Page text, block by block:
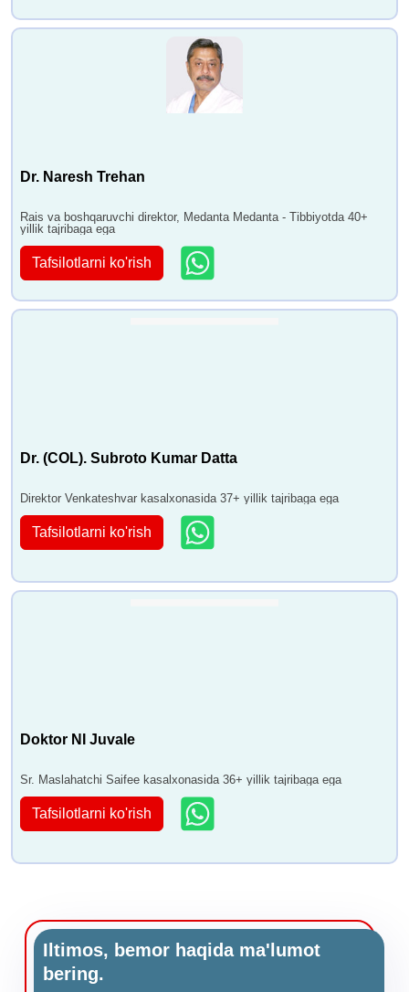
Dr. Naresh Trehan
Rais va boshqaruvchi direktor, Medanta Medanta - Tibbiyotda 40+
yillik tajribaga ega
Tafsilotlarni ko'rish
Dr. (COL). Subroto Kumar Datta
Direktor Venkateshvar kasalxonasida 37+ yillik tajribaga ega
Tafsilotlarni ko'rish
Doktor NI Juvale
Sr. Maslahatchi Saifee kasalxonasida 36+ yillik tajribaga ega
Tafsilotlarni ko'rish
Iltimos, bemor haqida ma'lumot
bering.